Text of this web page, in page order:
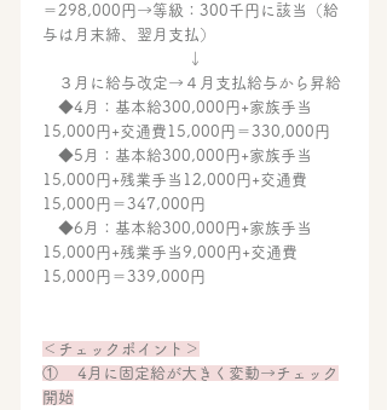
＝298,000円→等級：300千円に該当（給
与は月末締、翌月支払）
↓
３月に給与改定→４月支払給与から昇給
◆4月：基本給300,000円+家族手当
15,000円+交通費15,000円＝330,000円
◆5月：基本給300,000円+家族手当
15,000円+残業手当12,000円+交通費
15,000円＝347,000円
◆6月：基本給300,000円+家族手当
15,000円+残業手当9,000円+交通費
15,000円＝339,000円
＜チェックポイント＞
①    4月に固定給が大きく変動→チェック
開始